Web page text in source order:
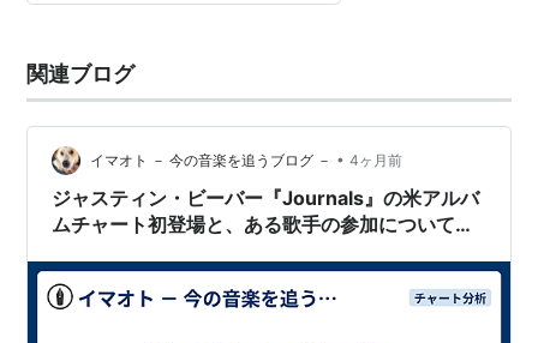
関連ブログ
イマオト － 今の音楽を追うブログ － • 4ヶ月前
ジャスティン・ビーバー『Journals』の米アルバ
ムチャート初登場と、ある歌手の参加についての